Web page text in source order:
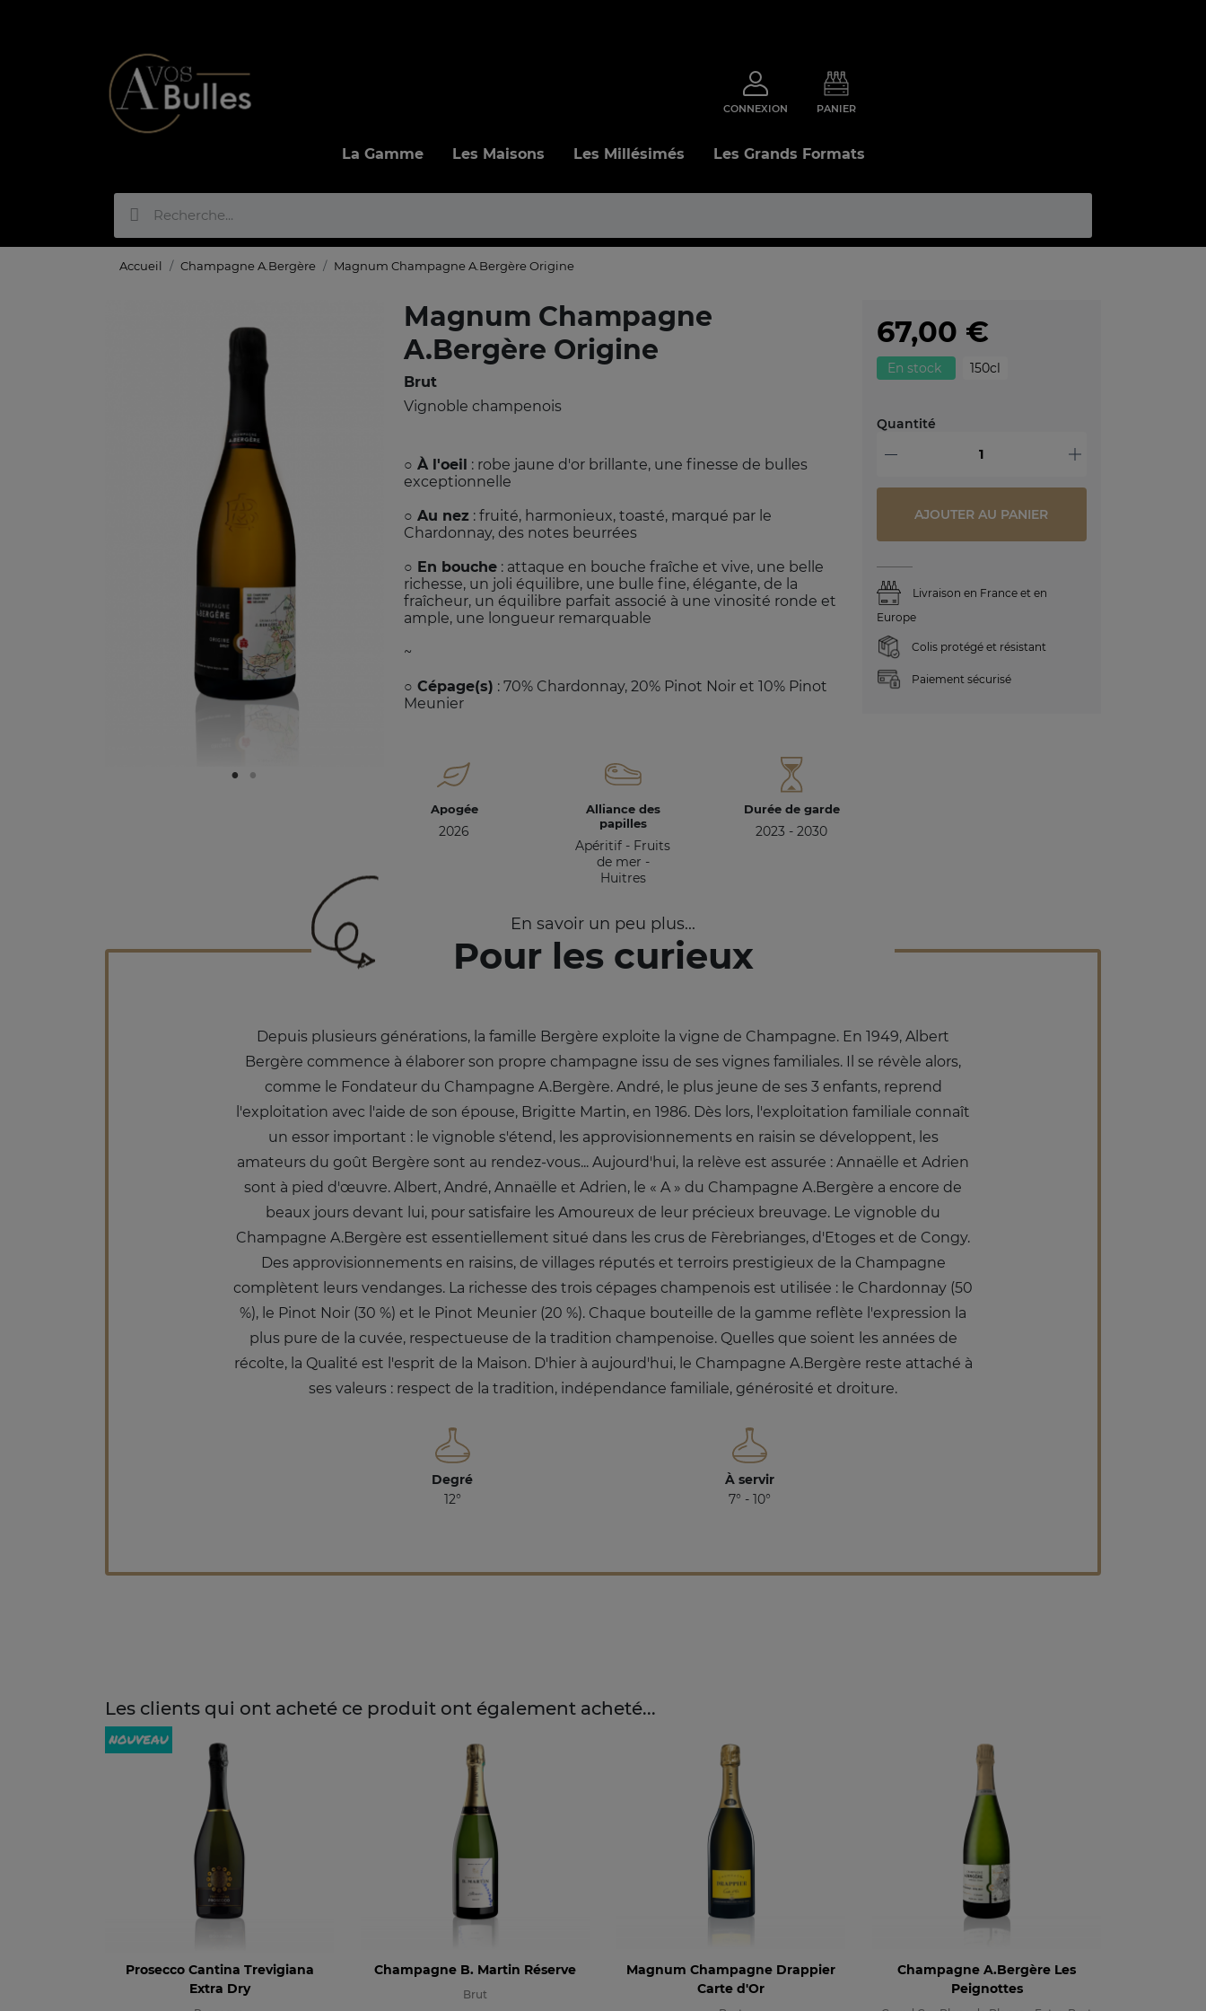
CONNEXION PANIER
La Gamme Les Maisons Les Millésimés Les Grands Formats
Accueil Champagne A.Bergère Magnum Champagne A.Bergère Origine
Magnum Champagne
A.Bergère Origine
Brut
Vignoble champenois
○ À l'oeil : robe jaune d'or brillante, une finesse de bulles
exceptionnelle
○ Au nez : fruité, harmonieux, toasté, marqué par le
Chardonnay, des notes beurrées
○ En bouche : attaque en bouche fraîche et vive, une belle
richesse, un joli équilibre, une bulle fine, élégante, de la
fraîcheur, un équilibre parfait associé à une vinosité ronde et
ample, une longueur remarquable
~
○ Cépage(s) : 70% Chardonnay, 20% Pinot Noir et 10% Pinot
Meunier
Apogée
2026
Alliance des
papilles
Apéritif - Fruits
de mer -
Huitres
Durée de garde
2023 - 2030
67,00 €
En stock 150cl
Quantité
- +
AJOUTER AU PANIER
Livraison en France et en
Europe
Colis protégé et résistant
Paiement sécurisé
En savoir un peu plus...
Pour les curieux
Depuis plusieurs générations, la famille Bergère exploite la vigne de Champagne. En 1949, Albert
Bergère commence à élaborer son propre champagne issu de ses vignes familiales. Il se révèle alors,
comme le Fondateur du Champagne A.Bergère. André, le plus jeune de ses 3 enfants, reprend
l'exploitation avec l'aide de son épouse, Brigitte Martin, en 1986. Dès lors, l'exploitation familiale connaît
un essor important : le vignoble s'étend, les approvisionnements en raisin se développent, les
amateurs du goût Bergère sont au rendez-vous... Aujourd'hui, la relève est assurée : Annaëlle et Adrien
sont à pied d'œuvre. Albert, André, Annaëlle et Adrien, le « A » du Champagne A.Bergère a encore de
beaux jours devant lui, pour satisfaire les Amoureux de leur précieux breuvage. Le vignoble du
Champagne A.Bergère est essentiellement situé dans les crus de Fèrebrianges, d'Etoges et de Congy.
Des approvisionnements en raisins, de villages réputés et terroirs prestigieux de la Champagne
complètent leurs vendanges. La richesse des trois cépages champenois est utilisée : le Chardonnay (50
%), le Pinot Noir (30 %) et le Pinot Meunier (20 %). Chaque bouteille de la gamme reflète l'expression la
plus pure de la cuvée, respectueuse de la tradition champenoise. Quelles que soient les années de
récolte, la Qualité est l'esprit de la Maison. D'hier à aujourd'hui, le Champagne A.Bergère reste attaché à
ses valeurs : respect de la tradition, indépendance familiale, générosité et droiture.
Degré
12°
À servir
7° - 10°
Les clients qui ont acheté ce produit ont également acheté...
Prosecco Cantina Trevigiana
Extra Dry
Champagne B. Martin Réserve
Brut
Magnum Champagne Drappier
Carte d'Or
Champagne A.Bergère Les
Peignottes